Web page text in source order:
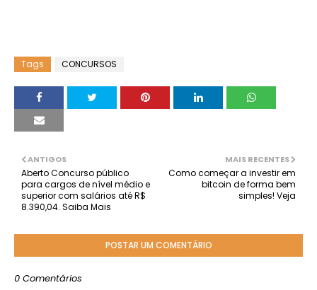
Tags CONCURSOS
MAIS RECENTES
Como começar a investir em
bitcoin de forma bem
simples! Veja
ANTIGOS
Aberto Concurso público
para cargos de nível médio e
superior com salários até R$
8.390,04. Saiba Mais
POSTAR UM COMENTÁRIO
0 Comentários